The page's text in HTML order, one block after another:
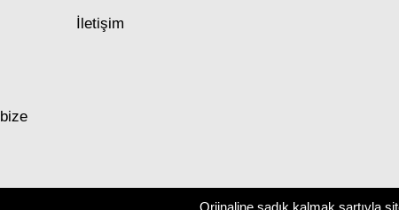
İletişim
Orjinaline sadık kalmak şartıyla